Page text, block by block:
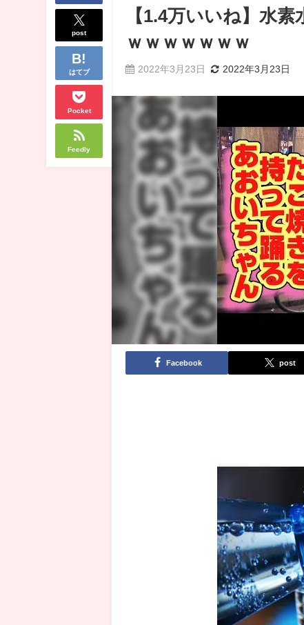
post
はてブ
Pocket
Feedly
【1.4万いいね】水
ｗｗｗｗｗｗｗ
2022年3月23日 2022年3月23日
Facebook post